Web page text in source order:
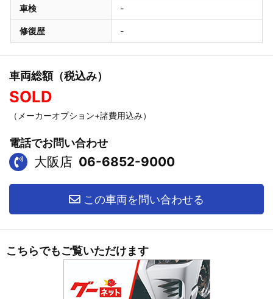
車検 -
修復歴 -
車両総額（税込み）
SOLD
（メーカーオプション+諸費用込み）
電話でお問い合わせ
大阪店 06-6852-9000
この車両を問い合わせる
こちらでもご覧いただけます